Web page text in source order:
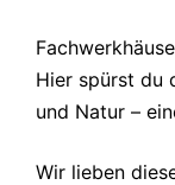
Hier spürst du
und Natur –
Wir lieben